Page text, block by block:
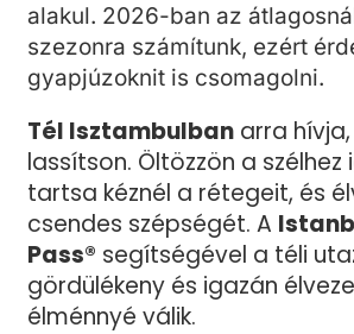
alakul. 2026-ban az
szezonra számítunk, ezért
gyapjúzoknit is csomagolni.
Tél Isztambulban arra
lassítson. Öltözzön a szélhez
tartsa kéznél a rétegeit, és
csendes szépségét. A
Pass® segítségével a téli
gördülékeny és igazán
élménnyé válik.